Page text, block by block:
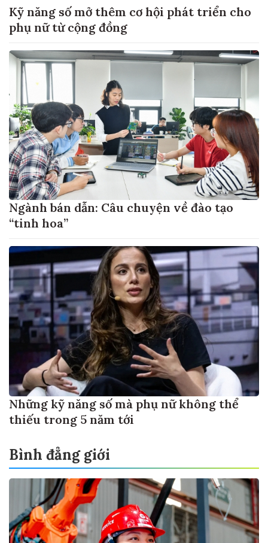
Kỹ năng số mở thêm cơ hội phát triển cho
phụ nữ từ cộng đồng
Ngành bán dẫn: Câu chuyện về đào tạo
“tinh hoa”
Những kỹ năng số mà phụ nữ không thể
thiếu trong 5 năm tới
Bình đẳng giới